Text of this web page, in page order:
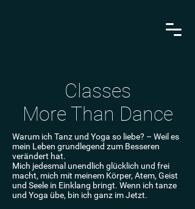
Classes
More Than Dance
Warum ich Tanz und Yoga so liebe? – Weil es
mein Leben grundlegend zum Besseren
verändert hat.
Mich jedesmal unendlich glücklich und frei
macht, mich mit meinem Körper, Atem, Geist
und Seele in Einklang bringt. Wenn ich tanze
und Yoga übe, bin ich ganz im Jetzt.